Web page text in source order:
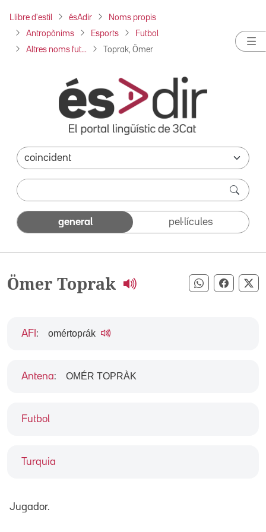
Llibre d'estil ésAdir Noms propis
Antropònims Esports Futbol
Altres noms fut... Toprak, Ömer
general pel·lícules
Ömer Toprak Compartir
Futbol
Turquia
AFI : omértopɾák
Antena: OMÉR TOPRÀK
Jugador.